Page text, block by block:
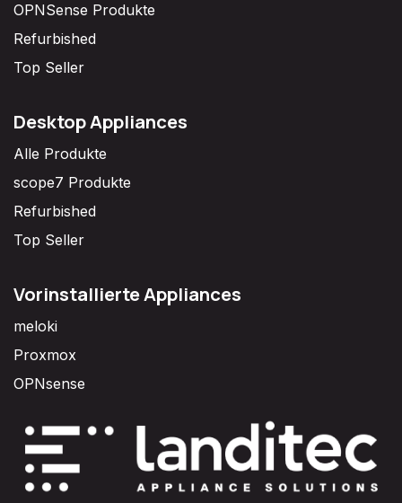
OPNSense Produkte
Refurbished
Top Seller
Desktop Appliances
Alle Produkte
scope7 Produkte
Refurbished
Top Seller
Vorinstallierte Appliances
meloki
Proxmox
OPNsense